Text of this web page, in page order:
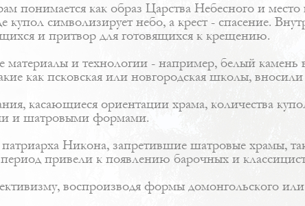
понимается как образ Царства Небесного и место
символизирует небо, а крест - спасение.
и притвор для готовящихся к крещению.
материалы и технологии - например, белый
как псковская или новгородская школы,
касающиеся ориентации храма, количества
и шатровыми формами.
Никона, запретившие шатровые храмы,
привели к появлению барочных и
воспроизводя формы домонгольского или